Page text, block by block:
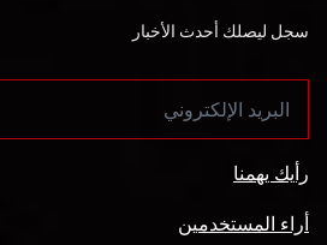
سجل ليصلك أحدث الأخبار
رأيك يهمنا
أراء المستخدمين